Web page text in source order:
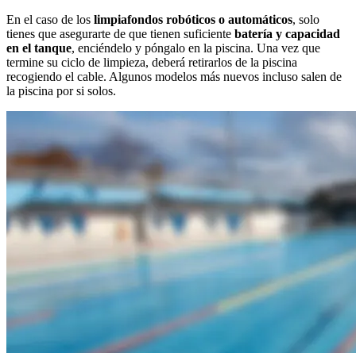
En el caso de los limpiafondos robóticos o automáticos, solo
tienes que asegurarte de que tienen suficiente batería y capacidad
en el tanque, enciéndelo y póngalo en la piscina. Una vez que
termine su ciclo de limpieza, deberá retirarlos de la piscina
recogiendo el cable. Algunos modelos más nuevos incluso salen de
la piscina por si solos.